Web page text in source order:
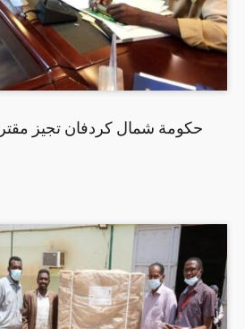
حكومة شمال كردفان تجيز مقترح